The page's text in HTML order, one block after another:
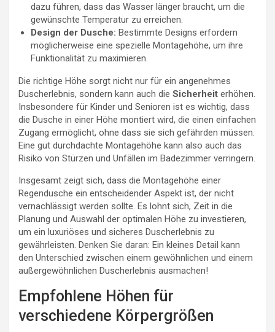
dazu führen, dass das Wasser länger braucht, um die
gewünschte Temperatur zu erreichen.
Design der Dusche: Bestimmte Designs erfordern
möglicherweise eine spezielle Montagehöhe, um ihre
Funktionalität zu maximieren.
Die richtige Höhe sorgt nicht nur für ein angenehmes
Duscherlebnis, sondern kann auch die Sicherheit erhöhen.
Insbesondere für Kinder und Senioren ist es wichtig, dass
die Dusche in einer Höhe montiert wird, die einen einfachen
Zugang ermöglicht, ohne dass sie sich gefährden müssen.
Eine gut durchdachte Montagehöhe kann also auch das
Risiko von Stürzen und Unfällen im Badezimmer verringern.
Insgesamt zeigt sich, dass die Montagehöhe einer
Regendusche ein entscheidender Aspekt ist, der nicht
vernachlässigt werden sollte. Es lohnt sich, Zeit in die
Planung und Auswahl der optimalen Höhe zu investieren,
um ein luxuriöses und sicheres Duscherlebnis zu
gewährleisten. Denken Sie daran: Ein kleines Detail kann
den Unterschied zwischen einem gewöhnlichen und einem
außergewöhnlichen Duscherlebnis ausmachen!
Empfohlene Höhen für
verschiedene Körpergrößen